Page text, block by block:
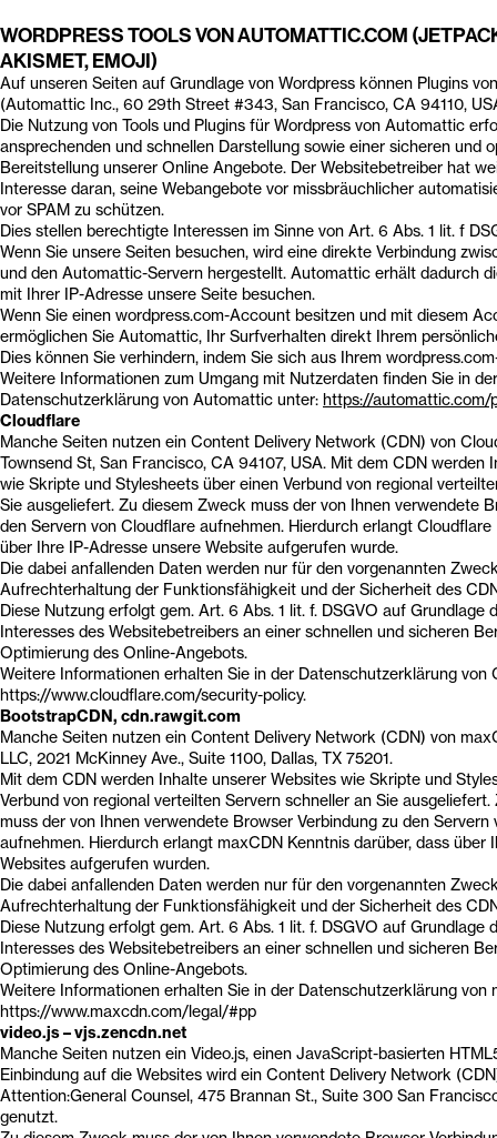
WORDPRESS TOOLS VON AUTOMATTIC.COM
AKISMET, EMOJI)
Auf unseren Seiten auf Grundlage von Wordpress können Plugins
(Automattic Inc., 60 29th Street #343, San Francisco, CA 94110,
Die Nutzung von Tools und Plugins für Wordpress von Automattic
ansprechenden und schnellen Darstellung sowie einer sicheren und
Bereitstellung unserer Online Angebote. Der Websitebetreiber hat
Interesse daran, seine Webangebote vor missbräuchlicher
vor SPAM zu schützen.
Dies stellen berechtigte Interessen im Sinne von Art. 6 Abs. 1 lit. f
Wenn Sie unsere Seiten besuchen, wird eine direkte Verbindung
und den Automattic-Servern hergestellt. Automattic erhält dadurch
mit Ihrer IP-Adresse unsere Seite besuchen.
Wenn Sie einen wordpress.com-Account besitzen und mit diesem
ermöglichen Sie Automattic, Ihr Surfverhalten direkt Ihrem
Dies können Sie verhindern, indem Sie sich aus Ihrem
Weitere Informationen zum Umgang mit Nutzerdaten finden Sie in der
Datenschutzerklärung von Automattic unter: https://automattic.com/
Cloudflare
Manche Seiten nutzen ein Content Delivery Network (CDN) von
Townsend St, San Francisco, CA 94107, USA. Mit dem CDN werden
wie Skripte und Stylesheets über einen Verbund von regional
Sie ausgeliefert. Zu diesem Zweck muss der von Ihnen verwendete
den Servern von Cloudflare aufnehmen. Hierdurch erlangt Cloudflare
über Ihre IP-Adresse unsere Website aufgerufen wurde.
Die dabei anfallenden Daten werden nur für den vorgenannten
Aufrechterhaltung der Funktionsfähigkeit und der Sicherheit des
Diese Nutzung erfolgt gem. Art. 6 Abs. 1 lit. f. DSGVO auf Grundlage
Interesses des Websitebetreibers an einer schnellen und sicheren
Optimierung des Online-Angebots.
Weitere Informationen erhalten Sie in der Datenschutzerklärung von
https://www.cloudflare.com/security-policy.
BootstrapCDN, cdn.rawgit.com
Manche Seiten nutzen ein Content Delivery Network (CDN) von
LLC, 2021 McKinney Ave., Suite 1100, Dallas, TX 75201.
Mit dem CDN werden Inhalte unserer Websites wie Skripte und
Verbund von regional verteilten Servern schneller an Sie
muss der von Ihnen verwendete Browser Verbindung zu den Servern
aufnehmen. Hierdurch erlangt maxCDN Kenntnis darüber, dass über
Websites aufgerufen wurden.
Die dabei anfallenden Daten werden nur für den vorgenannten
Aufrechterhaltung der Funktionsfähigkeit und der Sicherheit des
Diese Nutzung erfolgt gem. Art. 6 Abs. 1 lit. f. DSGVO auf Grundlage
Interesses des Websitebetreibers an einer schnellen und sicheren
Optimierung des Online-Angebots.
Weitere Informationen erhalten Sie in der Datenschutzerklärung von
https://www.maxcdn.com/legal/#pp
video.js – vjs.zencdn.net
Manche Seiten nutzen ein Video.js, einen JavaScript-basierten
Einbindung auf die Websites wird ein Content Delivery Network
Attention:General Counsel, 475 Brannan St., Suite 300 San
genutzt.